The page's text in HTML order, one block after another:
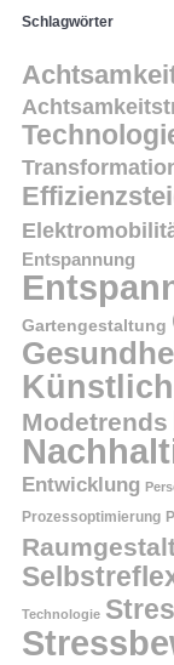
Schlagwörter
Entspannung
Gartengestaltung
Modetrends
Entwicklung
Prozessoptimierung
Technologie